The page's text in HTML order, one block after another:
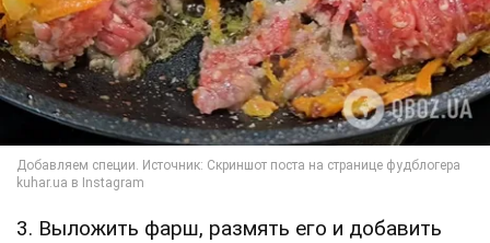
3. Выложить фарш, размять его и добавить